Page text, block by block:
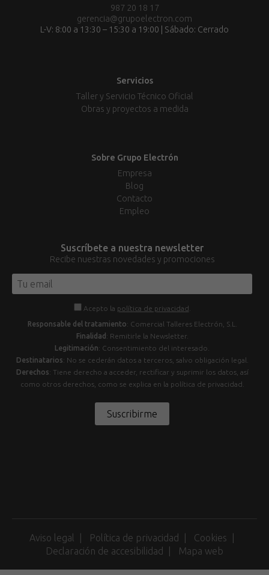
987 20 18 17
gerencia@grupoelectron.com
L-V: 8:00 a 13:30 – 15:30 a 19:00 | Sábado: Cerrado
Servicios
Taller y Servicio Técnico Oficial
Obras y proyectos a medida
Sobre Grupo Electrón
Empresa
Blog
Contacto
Empleo
Suscríbete a nuestra newsletter
Recibe nuestras novedades y promociones
Acepto la política de privacidad
Responsable del tratamiento: Comercial Talleres Electrón, S.L.
Finalidad : Remitirle la Newsletter.
Legitimación: Consentimiento del interesado.
Destinatarios: No se cederán datos a terceros, salvo obligación legal.
Derechos: Tiene derecho a acceder, rectificar y suprimir los datos, así
como otros derechos, como se explica en la política de privacidad.
Suscribirme
Aviso legal Política de privacidad
Cookies
Declaración de accesibilidad
Mapa web